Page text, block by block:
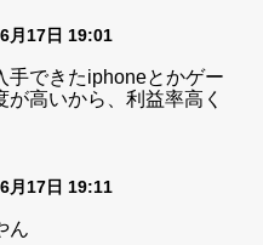
月17日 19:01
手できたiphoneとかゲー
高いから、利益率高く
月17日 19:11
ん